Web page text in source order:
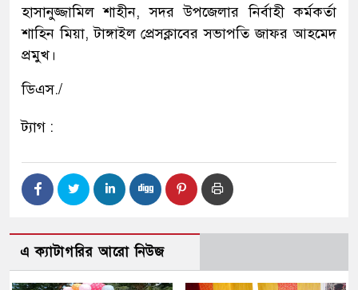
হাসানুজ্জামিল শাহীন, সদর উপজেলার নির্বাহী কর্মকর্তা
শাহিন মিয়া, টাঙ্গাইল প্রেসক্লাবের সভাপতি জাফর আহমেদ
প্রমুখ।
ডিএস./
ট্যাগ :
এ ক্যাটাগরির আরো নিউজ